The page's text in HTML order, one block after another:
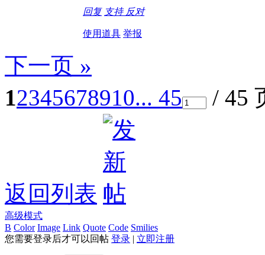
回复 支持 反对
使用道具 举报
下一页 »
12345678910... 45 / 45
返回列表
高级模式
B Color Image Link Quote Code Smilies
您需要登录后才可以回帖 登录 | 立即注册